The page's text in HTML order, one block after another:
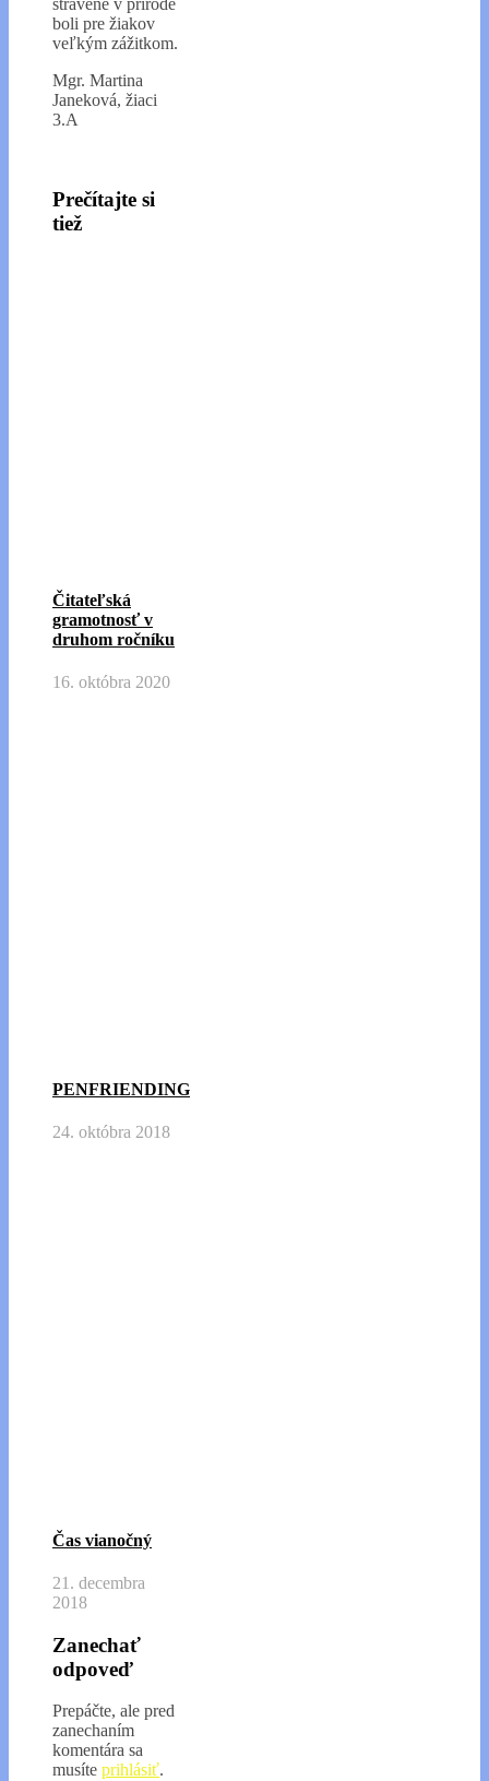
boli pre žiakov
veľkým zážitkom.
Mgr. Martina
Janeková, žiaci
3.A
Prečítajte si
tiež
Čitateľská
gramotnosť v
druhom ročníku
16. októbra 2020
PENFRIENDING
24. októbra 2018
Čas vianočný
21. decembra
2018
Zanechať
odpoveď
Prepáčte, ale pred
zanechaním
komentára sa
musíte prihlásiť.